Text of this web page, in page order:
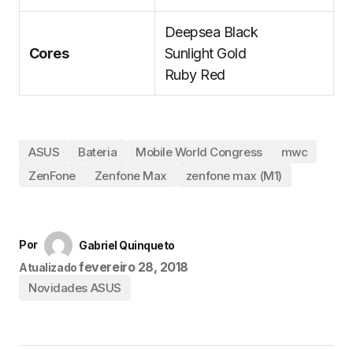
Cores
Deepsea Black
Sunlight Gold
Ruby Red
ASUS Bateria Mobile World Congress
mwc
ZenFone
Zenfone Max zenfone max (M1)
Por
Gabriel Quinqueto
Atualizado fevereiro 28, 2018
Novidades ASUS